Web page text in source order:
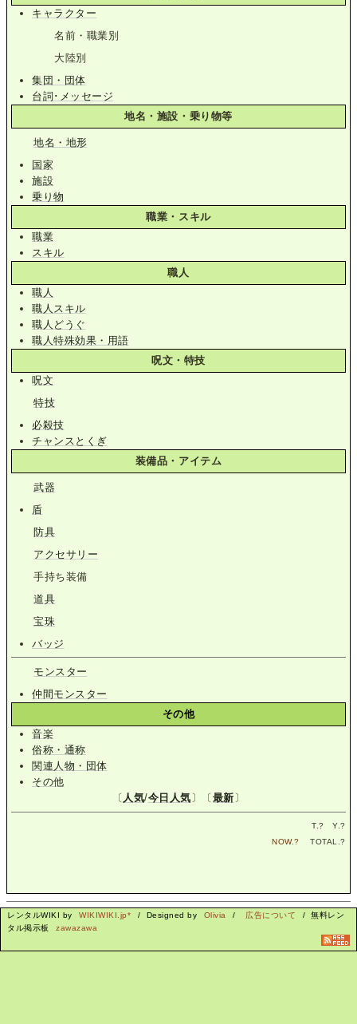
キャラクター
名前・職業別
大陸別
集団・団体
台詞･メッセージ
地名・施設・乗り物等
地名・地形
国家
施設
乗り物
職業・スキル
職業
スキル
職人
職人
職人スキル
職人どうぐ
職人特殊効果・用語
呪文・特技
呪文
特技
必殺技
チャンスとくぎ
装備品・アイテム
武器
盾
防具
アクセサリー
手持ち装備
道具
宝珠
バッジ
モンスター
仲間モンスター
その他
音楽
俗称・通称
関連人物・団体
その他
〔 人気/今日人気 〕〔 最新 〕
T.? Y.?
NOW.? TOTAL.?
レンタルWIKI by WIKIWIKI.jp* / Designed by Olivia / 広告について
/ 無料レン
タル掲示板
zawazawa